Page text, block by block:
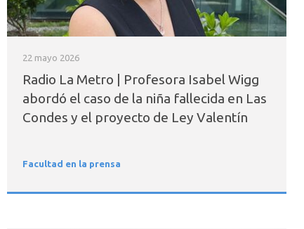
22 mayo 2026
Radio La Metro | Profesora Isabel Wigg
abordó el caso de la niña fallecida en Las
Condes y el proyecto de Ley Valentín
Facultad en la prensa